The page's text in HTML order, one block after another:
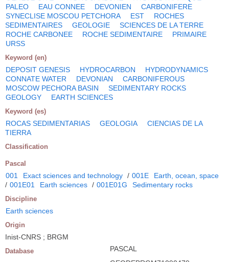
PALEO
EAU CONNEE DEVONIEN
CARBONIFERE
SYNECLISE MOSCOU PETCHORA
EST
ROCHES
SEDIMENTAIRES
GEOLOGIE
SCIENCES DE LA TERRE
ROCHE CARBONEE
ROCHE SEDIMENTAIRE
PRIMAIRE
URSS
Keyword (en)
DEPOSIT GENESIS HYDROCARBON
HYDRODYNAMICS
CONNATE WATER
DEVONIAN
CARBONIFEROUS
MOSCOW PECHORA BASIN
SEDIMENTARY ROCKS
GEOLOGY
EARTH SCIENCES
Keyword (es)
ROCAS SEDIMENTARIAS GEOLOGIA
CIENCIAS DE LA
TIERRA
Classification
Pascal
001 Exact sciences and technology / 001E
Earth, ocean, space
/ 001E01 Earth sciences / 001E01G Sedimentary rocks
Discipline
Earth sciences
Origin
Inist-CNRS ; BRGM
Database PASCAL